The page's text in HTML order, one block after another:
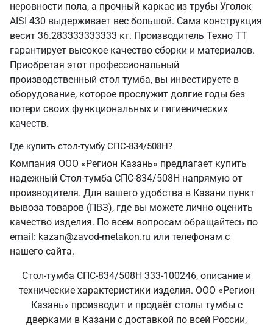
неровности пола, а прочный каркас из трубы Уголок
AISI 430 выдерживает вес большой. Сама конструкция
весит 36.283333333333 кг. Производитель Техно ТТ
гарантирует высокое качество сборки и материалов.
Приобретая этот профессиональный
производственный стол тумба, вы инвестируете в
оборудование, которое прослужит долгие годы без
потери своих функциональных и гигиенических
качеств.
Где купить стол-тумбу СПС-834/508Н?
Компания ООО «Регион Казань» предлагает купить
надежный Стол-тумба СПС-834/508Н напрямую от
производителя. Для вашего удобства в Казани пункт
вывоза товаров (ПВЗ), где вы можете лично оценить
качество изделия. По всем вопросам обращайтесь по
email: kazan@zavod-metakon.ru или телефонам с
нашего сайта.
Стол-тумба СПС-834/508Н 333-100246, описание и
технические характеристики изделия. ООО «Регион
Казань» производит и продаёт столы тумбы с
дверками в Казани с доставкой по всей России,